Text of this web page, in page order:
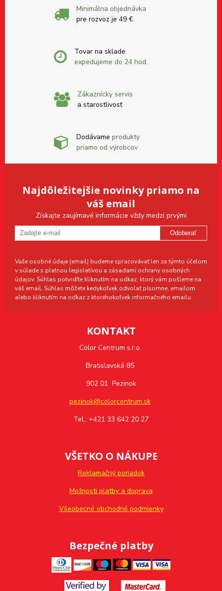
Minimálna objednávka
pre rozvoz je 49 €
Tovar na sklade
expedujeme do 24 hod.
Zákaznícky servis
a starostlivosť
Dodávame produkty
priamo od výrobcov
Najdôležitejšie novinky priamo na
váš email
Získajte zaujímavé informácie vždy medzi prvými
Odoberať
Vaše osobné údaje (email) budeme spracovávať len za týmto účelom
v súlade s platnou legislatívou a zásadami ochrany osobných
údajov. Súhlas potvrdíte kliknutím na odkaz, ktorý vám pošleme na
váš email. Súhlas môžete kedykoľvek odvolať písomne, emailom
alebo kliknutím na odkaz z ktoréhokoľvek informačného emailu.
KONTAKT
Color Centrum s.r.o.
Bratislavská 85
902 01 Pezinok
pezinok@colorcentrum.sk
Tel.: +421 33 642 20 27
VŠETKO O NÁKUPE
Reklamačný poriadok
Možnosti platby a doprava
Všeobecné obchodné podmienky
Bezpečné platby